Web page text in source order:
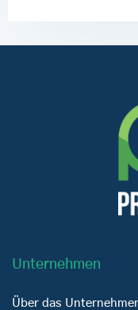
Unternehmen
Über das